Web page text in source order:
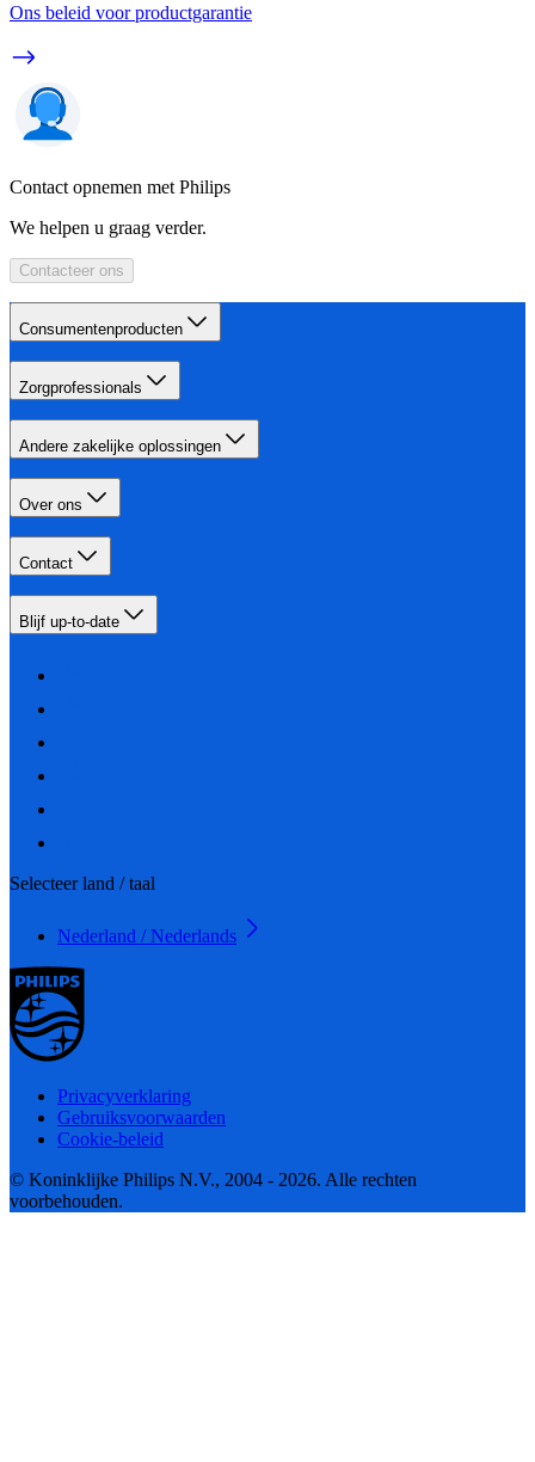
Ons beleid voor productgarantie
Contact opnemen met Philips
We helpen u graag verder.
Contacteer ons
Consumentenproducten
Zorgprofessionals
Andere zakelijke oplossingen
Over ons
Contact
Blijf up-to-date
Selecteer land / taal
Nederland / Nederlands
Privacyverklaring
Gebruiksvoorwaarden
Cookie-beleid
© Koninklijke Philips N.V., 2004 - 2026. Alle rechten
voorbehouden.